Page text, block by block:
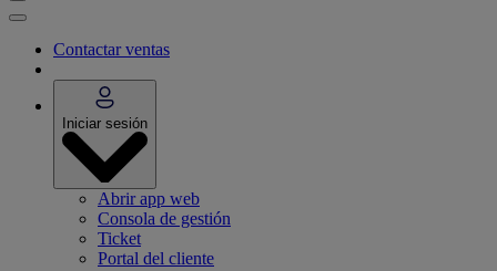
Contactar ventas
Iniciar sesión
Abrir app web
Consola de gestión
Ticket
Portal del cliente